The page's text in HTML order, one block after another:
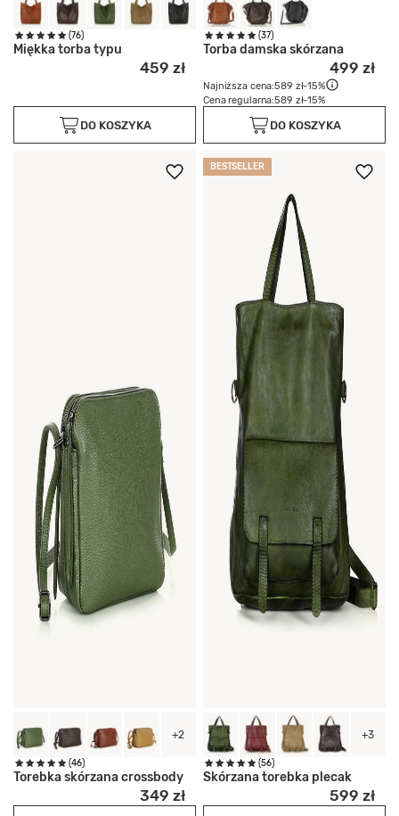
(76)
Miękka torba typu
459 zł
DO KOSZYKA
(37)
Torba damska skórzana
499 zł
Najniższa cena:589 zł-15%
Cena regularna:589 zł-15%
DO KOSZYKA
+2
(46)
Torebka skórzana crossbody
349 zł
BESTSELLER
+3
(56)
Skórzana torebka plecak
599 zł